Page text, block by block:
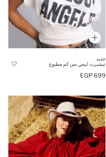
جديد
تيشيرت ابيض نص كم مطبوع
699 EGP